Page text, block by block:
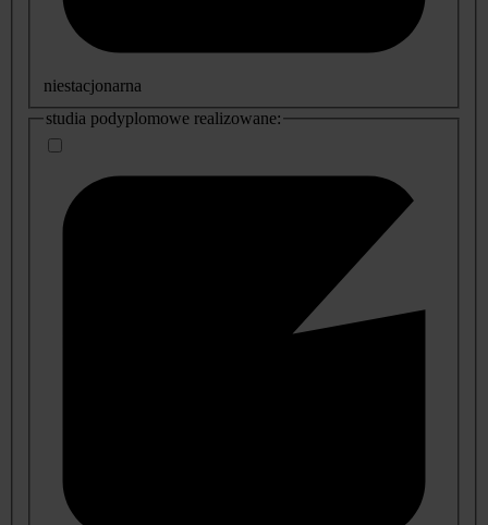
niestacjonarna
studia podyplomowe realizowane: